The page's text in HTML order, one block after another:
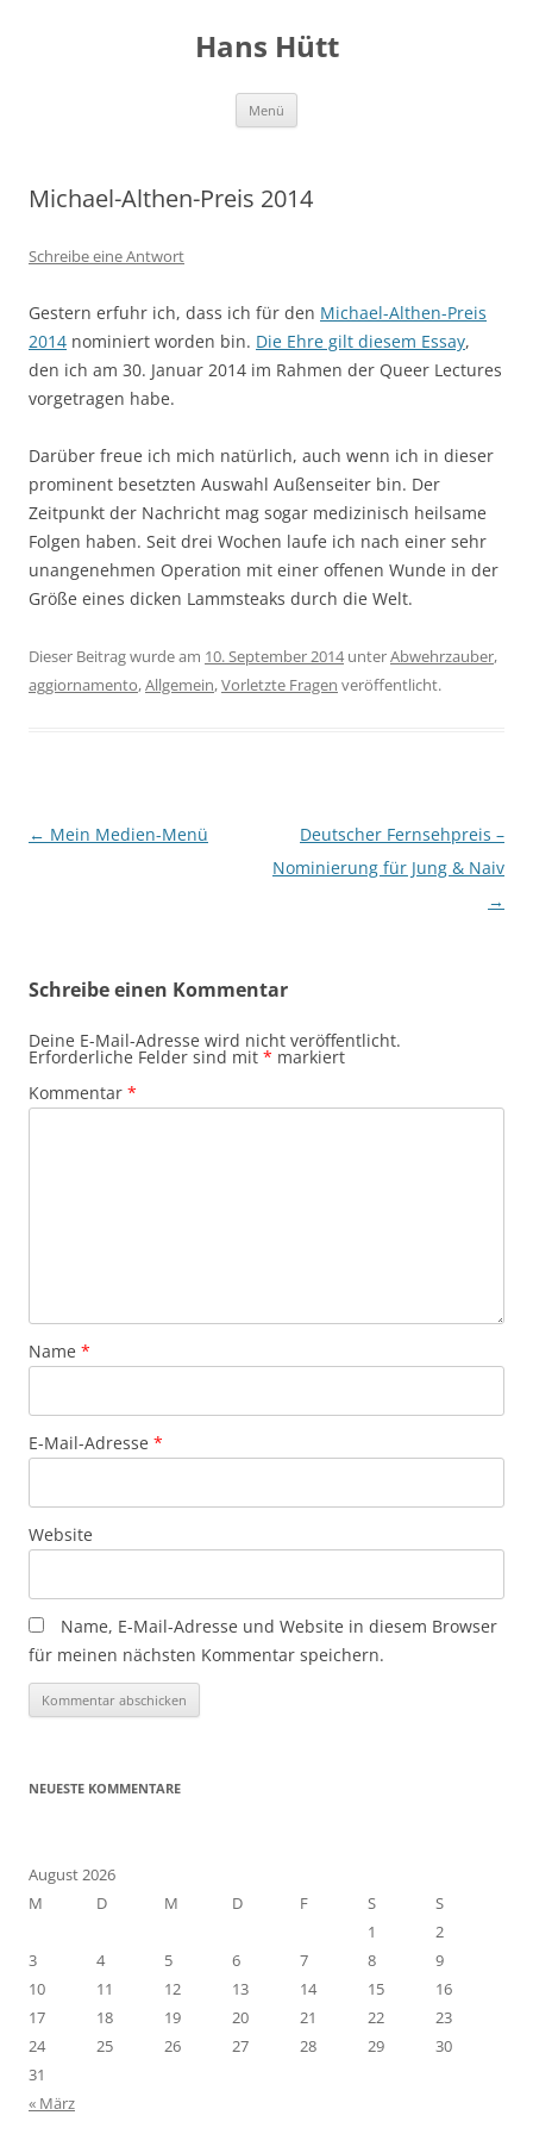
Hans Hütt
Menü
Michael-Althen-Preis 2014
Schreibe eine Antwort
Gestern erfuhr ich, dass ich für den Michael-Althen-Preis
2014 nominiert worden bin. Die Ehre gilt diesem Essay,
den ich am 30. Januar 2014 im Rahmen der Queer Lectures
vorgetragen habe.
Darüber freue ich mich natürlich, auch wenn ich in dieser
prominent besetzten Auswahl Außenseiter bin. Der
Zeitpunkt der Nachricht mag sogar medizinisch heilsame
Folgen haben. Seit drei Wochen laufe ich nach einer sehr
unangenehmen Operation mit einer offenen Wunde in der
Größe eines dicken Lammsteaks durch die Welt.
Dieser Beitrag wurde am 10. September 2014unterAbwehrzauber,
aggiornamento,Allgemein,Vorletzte Fragen veröffentlicht.
Beitragsnavigation
← Mein Medien-Menü
Deutscher Fernsehpreis –
Nominierung für Jung & Naiv
→
Schreibe einen Kommentar
Deine E-Mail-Adresse wird nicht veröffentlicht.
Erforderliche Felder sind mit * markiert
Kommentar *
Name *
E-Mail-Adresse *
Website
Name, E-Mail-Adresse und Website in diesem Browser
für meinen nächsten Kommentar speichern.
NEUESTE KOMMENTARE
August 2026
M
D M D F S
S
1
2
3
4 5 6 7 8
9
10
11 12 13 14 15
16
17
18 19 20 21 22
23
24
25 26 27 28 29
30
31
« März